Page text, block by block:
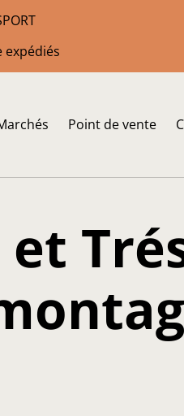
expédiés
Point de vente
et